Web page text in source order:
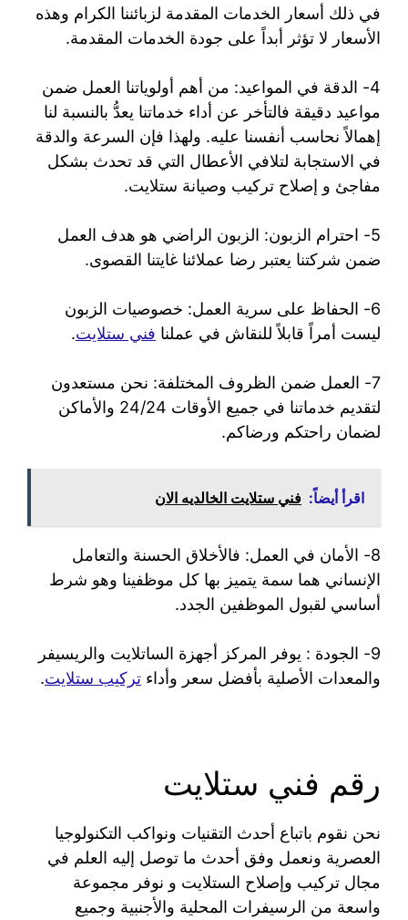
في ذلك أسعار الخدمات المقدمة لزبائننا الكرام وهذه
الأسعار لا تؤثر أبداً على جودة الخدمات المقدمة.
4- الدقة في المواعيد: من أهم أولوياتنا العمل ضمن
مواعيد دقيقة فالتأخر عن أداء خدماتنا يعدُّ بالنسبة لنا
إهمالاً نحاسب أنفسنا عليه. ولهذا فإن السرعة والدقة
في الاستجابة لتلافي الأعطال التي قد تحدث بشكل
مفاجئ و إصلاح تركيب وصيانة ستلايت.
5- احترام الزبون: الزبون الراضي هو هدف العمل
ضمن شركتنا يعتبر رضا عملائنا غايتنا القصوى.
6- الحفاظ على سرية العمل: خصوصيات الزبون
ليست أمراً قابلاً للنقاش في عملنا فني ستلايت.
7- العمل ضمن الظروف المختلفة: نحن مستعدون
لتقديم خدماتنا في جميع الأوقات 24/24 والأماكن
لضمان راحتكم ورضاكم.
اقرأ أيضاً: فني ستلايت الخالديه الان
8- الأمان في العمل: فالأخلاق الحسنة والتعامل
الإنساني هما سمة يتميز بها كل موظفينا وهو شرط
أساسي لقبول الموظفين الجدد.
9- الجودة : يوفر المركز أجهزة الساتلايت والريسيفر
والمعدات الأصلية بأفضل سعر وأداء تركيب ستلايت.
رقم فني ستلايت
نحن نقوم باتباع أحدث التقنيات ونواكب التكنولوجيا
العصرية ونعمل وفق أحدث ما توصل إليه العلم في
مجال تركيب وإصلاح الستلايت و نوفر مجموعة
واسعة من الرسيفرات المحلية والأجنبية وجميع